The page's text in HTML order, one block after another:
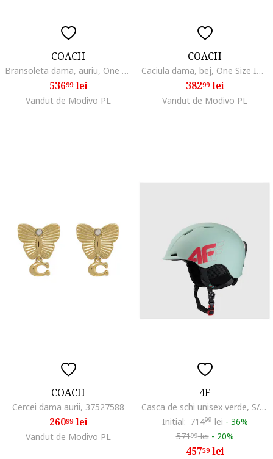
COACH
Bransoleta dama, auriu, One Size INTL
53699lei
Vandut de Modivo PL
COACH
Caciula dama, bej, One Size INTL
38299lei
Vandut de Modivo PL
COACH
Cercei dama aurii, 37527588
26099lei
Vandut de Modivo PL
4F
Casca de schi unisex verde, S/M (55-58cm), tehnologie In-Mould, ventilatie constanta
Initial: 71499 lei - 36%
57199lei - 20%
45759lei